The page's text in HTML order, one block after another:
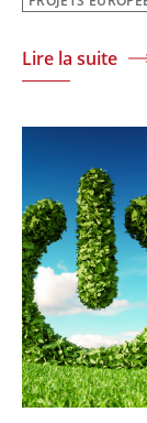
Lire la suite